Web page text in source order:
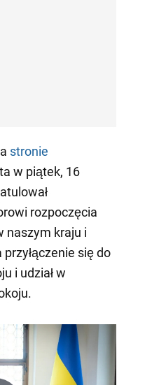
stronie
w piątek, 16
rozpoczęcia
naszym kraju i
się do
i udział w